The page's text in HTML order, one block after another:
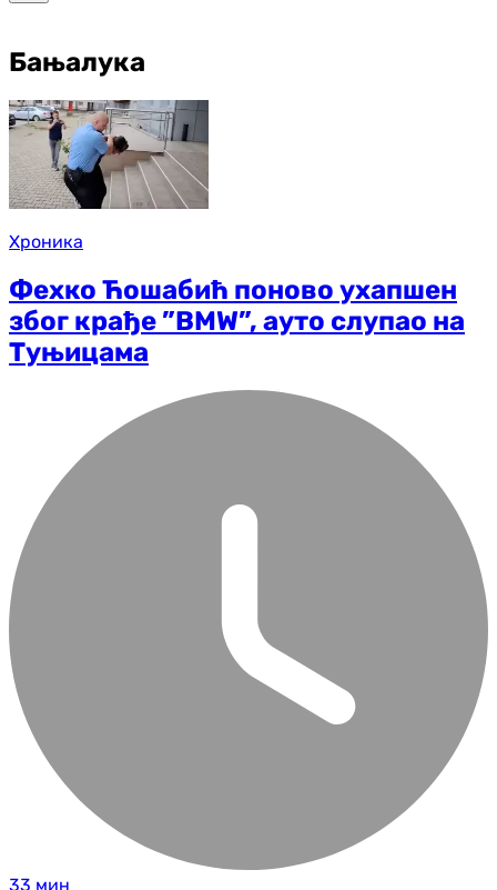
Бањалука
Хроника
Фехко Ћошабић поново ухапшен
због крађе ”BMW”, ауто слупао на
Туњицама
33 мин